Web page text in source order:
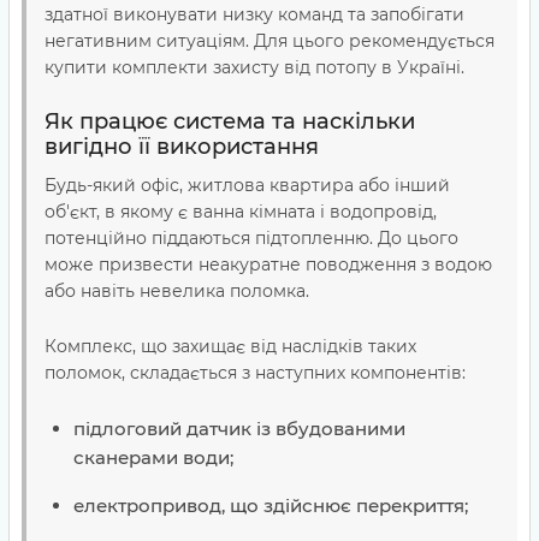
здатної виконувати низку команд та запобігати
негативним ситуаціям. Для цього рекомендується
купити комплекти захисту від потопу в Україні.
Як працює система та наскільки
вигідно її використання
Будь-який офіс, житлова квартира або інший
об'єкт, в якому є ванна кімната і водопровід,
потенційно піддаються підтопленню. До цього
може призвести неакуратне поводження з водою
або навіть невелика поломка.
Комплекс, що захищає від наслідків таких
поломок, складається з наступних компонентів:
підлоговий датчик із вбудованими
сканерами води;
електропривод, що здійснює перекриття;